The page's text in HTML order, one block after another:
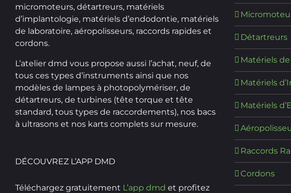
micromoteurs, détartreurs, matériels
d’implantologie, matériels d’endodontie, matériels
de laboratoire, aéropolisseurs, raccords rapides et
cordons.
L’atelier dmd vous propose aussi l’achat, neuf, de
tous ces types d’instruments ainsi que nos
modèles de lampes à photopolymériser, de
détartreurs, de turbines (tête torque et tête
standard, tous types de raccordements), nos bacs
à ultrasons et nos karts complets sur mesure.
DÉCOUVREZ L’APP DMD
Téléchargez gratuitement L’app dmd et profitez
Détartreurs
Matériels
Matériels
Matériels
Raccords
Cordons